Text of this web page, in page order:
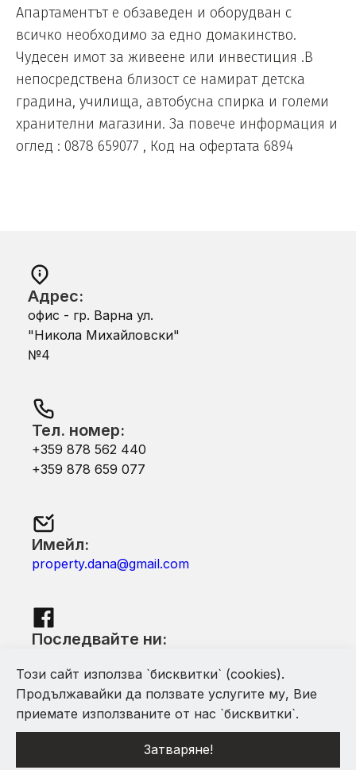
Апартаментът е обзаведен и оборудван с
всичко необходимо за едно домакинство.
Чудесен имот за живеене или инвестиция .В
непосредствена близост се намират детска
градина, училища, автобусна спирка и големи
хранителни магазини. За повече информация и
оглед : 0878 659077 , Код на офертата 6894
Адрес:
офис - гр. Варна ул.
"Никола Михайловски"
№4
Тел. номер:
+359 878 562 440
+359 878 659 077
Имейл:
property.dana@gmail.com
Последвайте ни:
С помощта на Mythfinity
Този сайт използва `бисквитки` (cookies).
Продължавайки да ползвате услугите му, Вие
приемате използваните от нас `бисквитки`.
Затваряне!